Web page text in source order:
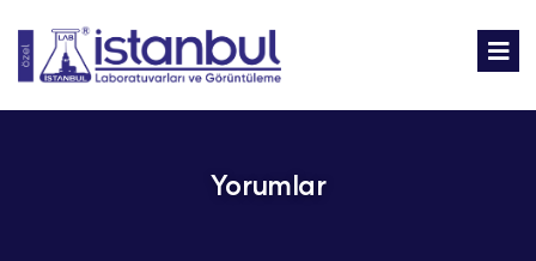
Yorumlar